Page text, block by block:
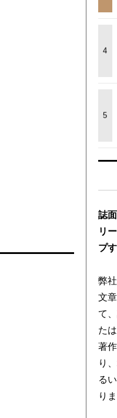
4
5
誌
リ
プ
弊
文
て
た
著
り
る
り